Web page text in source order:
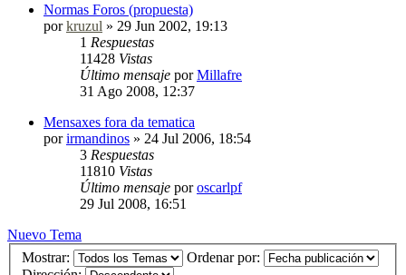
Normas Foros (propuesta)
porkruzul » 29 Jun 2002, 19:13
1 Respuestas
11428 Vistas
Último mensaje porMillafre
31 Ago 2008, 12:37
Mensaxes fora da tematica
porirmandinos » 24 Jul 2006, 18:54
3 Respuestas
11810 Vistas
Último mensaje poroscarlpf
29 Jul 2008, 16:51
Nuevo Tema
Mostrar:
Ordenar por: